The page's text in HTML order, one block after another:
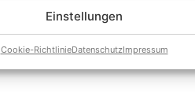
Einstellungen
Cookie-RichtlinieDatenschutzImpressum